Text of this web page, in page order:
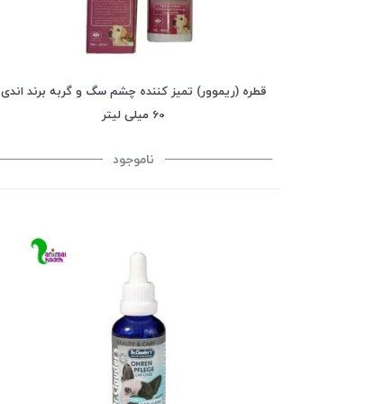
قطره (ریموور) تمیز کننده چشم سگ و گربه برند اندی
60 میلی لیتر
ناموجود